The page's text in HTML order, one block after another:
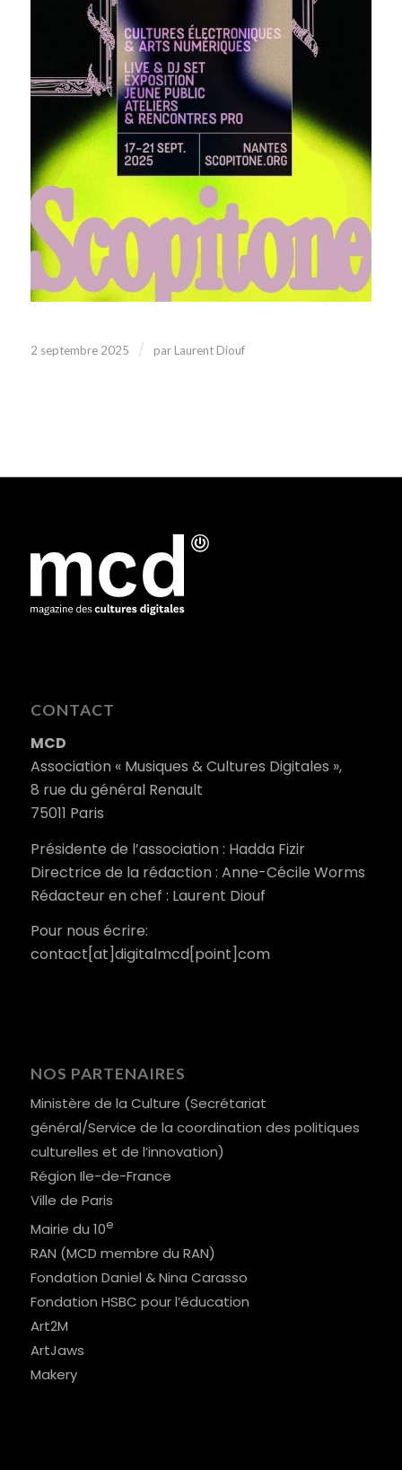
2 septembre 2025 / par Laurent Diouf
CONTACT
MCD
Association « Musiques & Cultures Digitales »,
8 rue du général Renault
75011 Paris
Présidente de l’association : Hadda Fizir
Directrice de la rédaction : Anne-Cécile Worms
Rédacteur en chef : Laurent Diouf
Pour nous écrire:
contact[at]digitalmcd[point]com
NOS PARTENAIRES
Ministère de la Culture (Secrétariat
général/Service de la coordination des politiques
culturelles et de l’innovation)
Région Ile-de-France
Ville de Paris
Mairie du 10e
RAN (MCD membre du RAN)
Fondation Daniel & Nina Carasso
Fondation HSBC pour l’éducation
Art2M
ArtJaws
Makery